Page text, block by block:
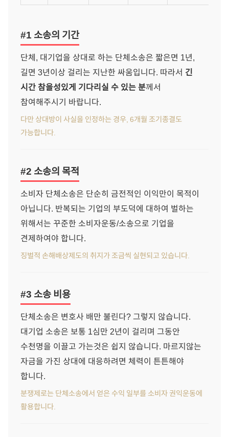
#1 소송의 기간
단체, 대기업을 상대로 하는 단체소송은 짧은면 1년,
길면 3년이상 걸리는 지난한 싸움입니다. 따라서 긴
시간 참을성있게 기다리실 수 있는 분께서
참여해주시기 바랍니다.
다만 상대방이 사실을 인정하는 경우, 6개월 조기종결도
가능합니다.
#2 소송의 목적
소비자 단체소송은 단순히 금전적인 이익만이 목적이
아닙니다. 반복되는 기업의 부도덕에 대하여 벌하는
위해서는 꾸준한 소비자운동/소송으로 기업을
견제하여야 합니다.
징벌적 손해배상제도의 취지가 조금씩 실현되고 있습니다.
#3 소송 비용
단체소송은 변호사 배만 불린다? 그렇지 않습니다.
대기업 소송은 보통 1심만 2년이 걸리며 그동안
수천명을 이끌고 가는것은 쉽지 않습니다. 마르지않는
자금을 가진 상대에 대응하려면 체력이 튼튼해야
합니다.
분쟁제로는 단체소송에서 얻은 수익 일부를 소비자 권익운동에
활용합니다.